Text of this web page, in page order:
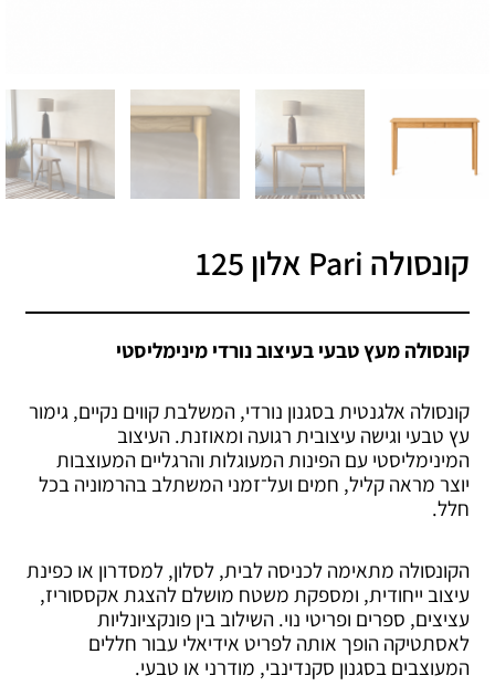
קונסולה Pari אלון 125
קונסולה מעץ טבעי בעיצוב נורדי מינימליסטי
קונסולה אלגנטית בסגנון נורדי, המשלבת קווים נקיים, גימור
עץ טבעי וגישה עיצובית רגועה ומאוזנת. העיצוב
המינימליסטי עם הפינות המעוגלות והרגליים המעוצבות
יוצר מראה קליל, חמים ועל־זמני המשתלב בהרמוניה בכל
חלל.
הקונסולה מתאימה לכניסה לבית, לסלון, למסדרון או כפינת
עיצוב ייחודית, ומספקת משטח מושלם להצגת אקססוריז,
עציצים, ספרים ופריטי נוי. השילוב בין פונקציונליות
לאסתטיקה הופך אותה לפריט אידיאלי עבור חללים
המעוצבים בסגנון סקנדינבי, מודרני או טבעי.